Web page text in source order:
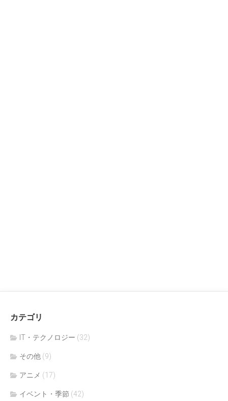
カテゴリ
IT・テクノロジー (32)
その他 (9)
アニメ (17)
イベント・季節 (42)